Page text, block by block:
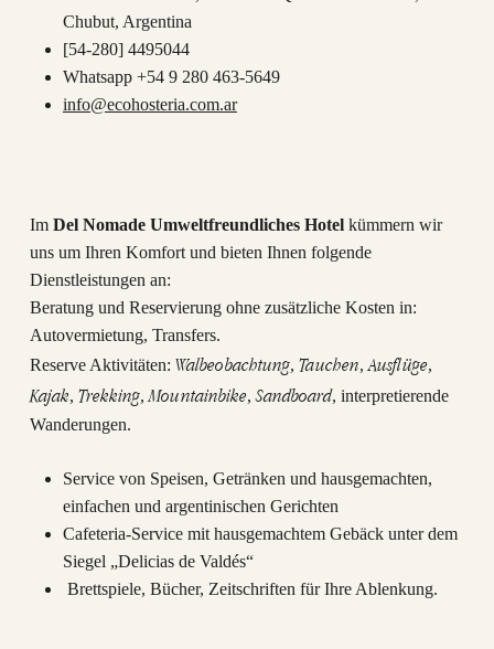
Chubut, Argentina
[54-280] 4495044
Whatsapp +54 9 280 463-5649
info@ecohosteria.com.ar
Im Del Nomade Umweltfreundliches Hotelkümmern wir
uns um Ihren Komfort und bieten Ihnen folgende
Dienstleistungen an:
Beratung und Reservierung ohne zusätzliche Kosten in:
Autovermietung, Transfers.
Reserve Aktivitäten: Walbeobachtung,Tauchen,Ausflüge,
Kajak,Trekking,Mountainbike,Sandboard, interpretierende
Wanderungen.
Service von Speisen, Getränken und hausgemachten,
einfachen und argentinischen Gerichten
Cafeteria-Service mit hausgemachtem Gebäck unter dem
Siegel „Delicias de Valdés“
Brettspiele, Bücher, Zeitschriften für Ihre Ablenkung.